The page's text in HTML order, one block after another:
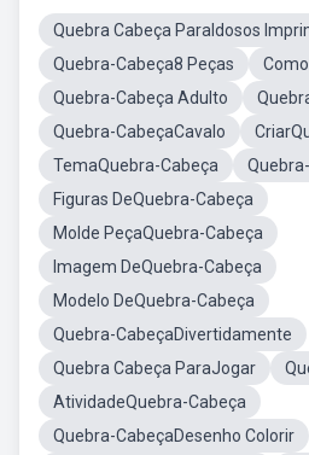
Quebra Cabeça ParaIdosos
Quebra-Cabeça8 Peças
Quebra-Cabeça Adulto
Quebra-CabeçaCavalo
TemaQuebra-Cabeça
Figuras DeQuebra-Cabeça
Molde PeçaQuebra-Cabeça
Imagem DeQuebra-Cabeça
Modelo DeQuebra-Cabeça
Quebra-CabeçaDivertidamente
Quebra Cabeça ParaJogar
AtividadeQuebra-Cabeça
Quebra-CabeçaDesenho Colorir